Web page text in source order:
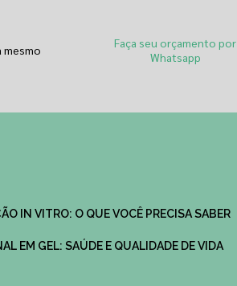
mesmo
Faça seu orçamento por
Whatsapp
IN VITRO: O QUE VOCÊ PRECISA SABER
EM GEL: SAÚDE E QUALIDADE DE VIDA